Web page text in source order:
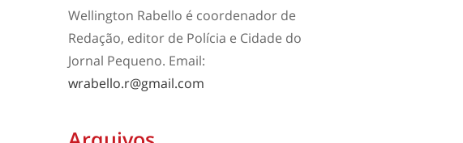
Wellington Rabello é coordenador de
Redação, editor de Polícia e Cidade do
Jornal Pequeno. Email:
wrabello.r@gmail.com